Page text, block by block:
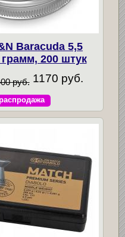
Baracuda 5,5
200 штук
руб. 1170 руб.